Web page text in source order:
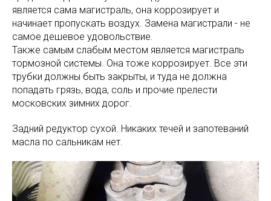
является сама магистраль, она коррозирует и
начинает пропускать воздух. Замена магистрали - не
самое дешевое удовольствие.
Также самым слабым местом является магистраль
тормозной системы. Она тоже коррозирует. Все эти
трубки должны быть закрыты, и туда не должна
попадать грязь, вода, соль и прочие прелести
московских зимних дорог.
Задний редуктор сухой. Никаких течей и запотеваний
масла по сальникам нет.